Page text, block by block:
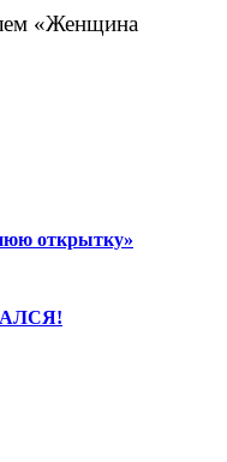
«Женщина
открытку»